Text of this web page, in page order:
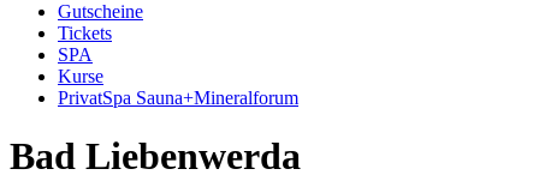
Gutscheine
Tickets
SPA
Kurse
PrivatSpa Sauna+Mineralforum
Bad Liebenwerda